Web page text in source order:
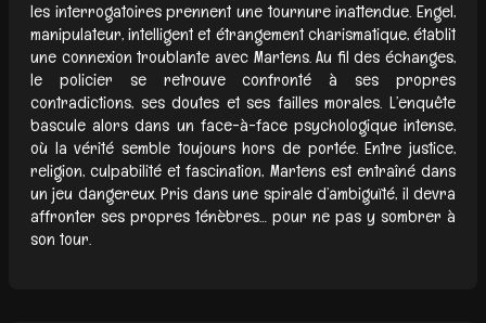
les interrogatoires prennent une tournure inattendue. Engel,
manipulateur, intelligent et étrangement charismatique, établit
une connexion troublante avec Martens. Au fil des échanges,
le policier se retrouve confronté à ses propres
contradictions, ses doutes et ses failles morales. L’enquête
bascule alors dans un face-à-face psychologique intense,
où la vérité semble toujours hors de portée. Entre justice,
religion, culpabilité et fascination, Martens est entraîné dans
un jeu dangereux. Pris dans une spirale d’ambiguïté, il devra
affronter ses propres ténèbres… pour ne pas y sombrer à
son tour.